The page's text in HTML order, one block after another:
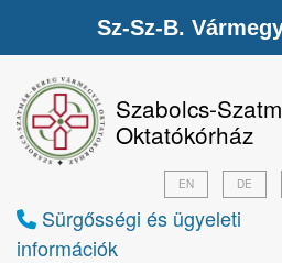
Szabolcs-
Oktatókórház
Sürgősségi és ügyeleti
információk
EN DE
Sz-Sz-B.